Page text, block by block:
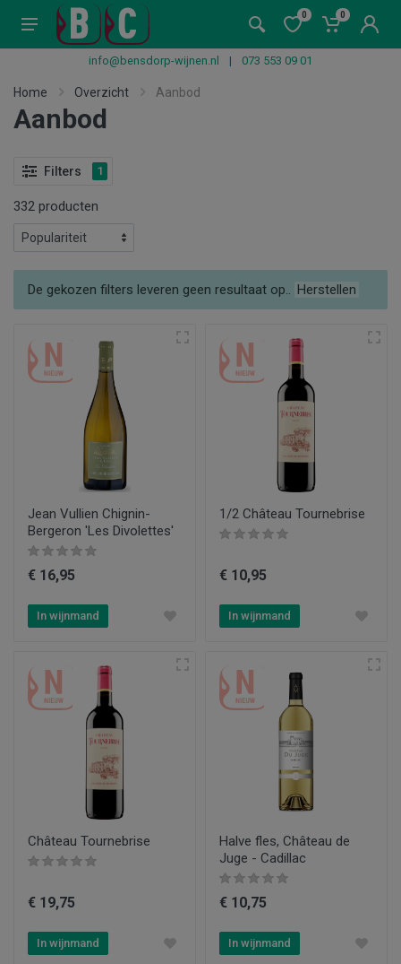
0 0
info@bensdorp-wijnen.nl | 073 553 09 01
Home Overzicht Aanbod
Aanbod
Filters 1
332 producten
De gekozen filters leveren geen resultaat op.. Herstellen
Jean Vullien Chignin-
Bergeron 'Les Divolettes'
€ 16,95
In wijnmand
1/2 Château Tournebrise
€ 10,95
In wijnmand
Château Tournebrise
€ 19,75
In wijnmand
Halve fles, Château de
Juge - Cadillac
€ 10,75
In wijnmand